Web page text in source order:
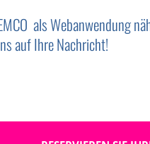
als Webanwendung
auf Ihre Nachricht!